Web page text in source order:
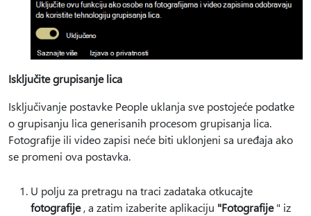
Isključite grupisanje lica
Isključivanje postavke People uklanja sve postojeće podatke
o grupisanju lica generisanih procesom grupisanja lica.
Fotografije ili video zapisi neće biti uklonjeni sa uređaja ako
se promeni ova postavka.
U polju za pretragu na traci zadataka otkucajte
fotografije, a zatim izaberite aplikaciju "Fotografije" iz